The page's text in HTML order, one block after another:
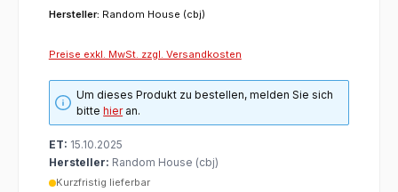
Hersteller: Random House (cbj)
Preise exkl. MwSt. zzgl. Versandkosten
Um dieses Produkt zu bestellen, melden Sie sich
bittehieran.
ET: 15.10.2025
Hersteller: Random House (cbj)
Kurzfristig lieferbar